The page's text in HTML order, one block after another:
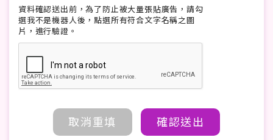
資料確認送出前，為了防止被大量張貼廣告，請勾
選我不是機器人後，點選所有符合文字名稱之圖
片，進行驗證。
取消重填 確認送出